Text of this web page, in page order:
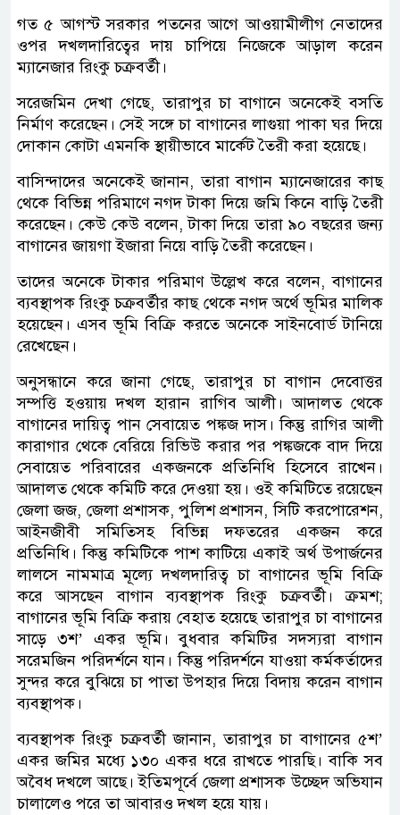
গত ৫ আগস্ট সরকার পতনের আগে আওয়ামীলীগ নেতাদের
ওপর দখলদারিত্বের দায় চাপিয়ে নিজেকে আড়াল করেন
ম্যানেজার রিংকু চক্রবর্তী।
সরেজমিন দেখা গেছে, তারাপুর চা বাগানে অনেকেই বসতি
নির্মাণ করেছেন। সেই সঙ্গে চা বাগানের লাগুয়া পাকা ঘর দিয়ে
দোকান কোটা এমনকি স্থায়ীভাবে মার্কেট তৈরী করা হয়েছে।
বাসিন্দাদের অনেকেই জানান, তারা বাগান ম্যানেজারের কাছ
থেকে বিভিন্ন পরিমাণে নগদ টাকা দিয়ে জমি কিনে বাড়ি তৈরী
করেছেন। কেউ কেউ বলেন, টাকা দিয়ে তারা ৯০ বছরের জন্য
বাগানের জায়গা ইজারা নিয়ে বাড়ি তৈরী করেছেন।
তাদের অনেকে টাকার পরিমাণ উল্লেখ করে বলেন, বাগানের
ব্যবস্থাপক রিংকু চক্রবর্তীর কাছ থেকে নগদ অর্থে ভূমির মালিক
হয়েছেন। এসব ভূমি বিক্রি করতে অনেকে সাইনবোর্ড টানিয়ে
রেখেছেন।
অনুসন্ধানে করে জানা গেছে, তারাপুর চা বাগান দেবোত্তর
সম্পত্তি হওয়ায় দখল হারান রাগিব আলী। আদালত থেকে
বাগানের দায়িত্ব পান সেবায়েত পঙ্কজ দাস। কিন্তু রাগির আলী
কারাগার থেকে বেরিয়ে রিভিউ করার পর পঙ্কজকে বাদ দিয়ে
সেবায়েত পরিবারের একজনকে প্রতিনিধি হিসেবে রাখেন।
আদালত থেকে কমিটি করে দেওয়া হয়। ওই কমিটিতে রয়েছেন
জেলা জজ, জেলা প্রশাসক, পুলিশ প্রশাসন, সিটি করপোরেশন,
আইনজীবী সমিতিসহ বিভিন্ন দফতরের একজন করে
প্রতিনিধি। কিন্তু কমিটিকে পাশ কাটিয়ে একাই অর্থ উপার্জনের
লালসে নামমাত্র মূল্যে দখলদারিত্ব চা বাগানের ভূমি বিক্রি
করে আসছেন বাগান ব্যবস্থাপক রিংকু চক্রবর্তী। ক্রমশ;
বাগানের ভূমি বিক্রি করায় বেহাত হয়েছে তারাপুর চা বাগানের
সাড়ে ৩শ’ একর ভূমি। বুধবার কমিটির সদস্যরা বাগান
সরেমজিন পরিদর্শনে যান। কিন্তু পরিদর্শনে যাওয়া কর্মকর্তাদের
সুন্দর করে বুঝিয়ে চা পাতা উপহার দিয়ে বিদায় করেন বাগান
ব্যবস্থাপক।
ব্যবস্থাপক রিংকু চক্রবর্তী জানান, তারাপুর চা বাগানের ৫শ’
একর জমির মধ্যে ১৩০ একর ধরে রাখতে পারছি। বাকি সব
অবৈধ দখলে আছে। ইতিমপূর্বে জেলা প্রশাসক উচ্ছেদ অভিযান
চালালেও পরে তা আবারও দখল হয়ে যায়।